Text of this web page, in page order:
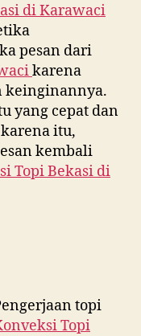
diKarawaci
pesan dari
karena
keinginannya.
yang cepat dan
itu,
kembali
Topi Bekasi di
topi
Topi